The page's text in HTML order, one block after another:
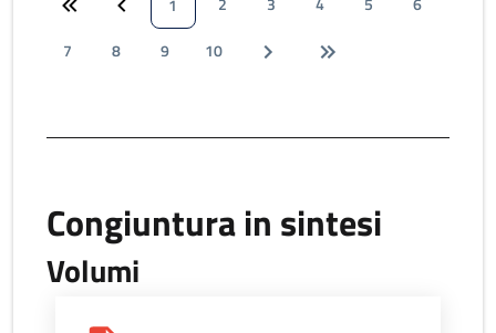
1
7
8 9 10
Congiuntura in sintesi
Volumi